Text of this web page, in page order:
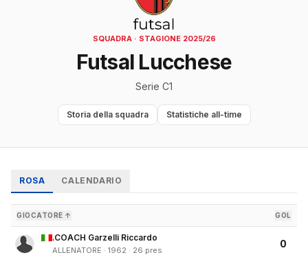
SQUADRA · STAGIONE 2025/26
Futsal Lucchese
Serie C1
Storia della squadra Statistiche all-time
ROSA CALENDARIO
GIOCATORE ↑ GOL
.COACH Garzelli Riccardo
ALLENATORE · 1962 · 26 pres
0